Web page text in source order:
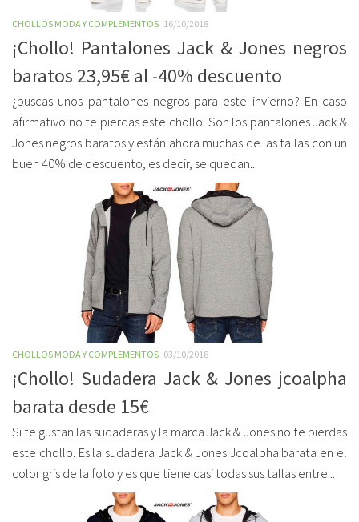
CHOLLOS MODA Y COMPLEMENTOS 16/10/2018
¡Chollo! Pantalones Jack & Jones negros
baratos 23,95€ al -40% descuento
¿buscas unos pantalones negros para este invierno? En caso
afirmativo no te pierdas este chollo. Son los pantalones Jack &
Jones negros baratos y están ahora muchas de las tallas con un
buen 40% de descuento, es decir, se quedan...
CHOLLOS MODA Y COMPLEMENTOS 03/10/2018
¡Chollo! Sudadera Jack & Jones jcoalpha
barata desde 15€
Si te gustan las sudaderas y la marca Jack & Jones no te pierdas
este chollo. Es la sudadera Jack & Jones Jcoalpha barata en el
color gris de la foto y es que tiene casi todas sus tallas entre...